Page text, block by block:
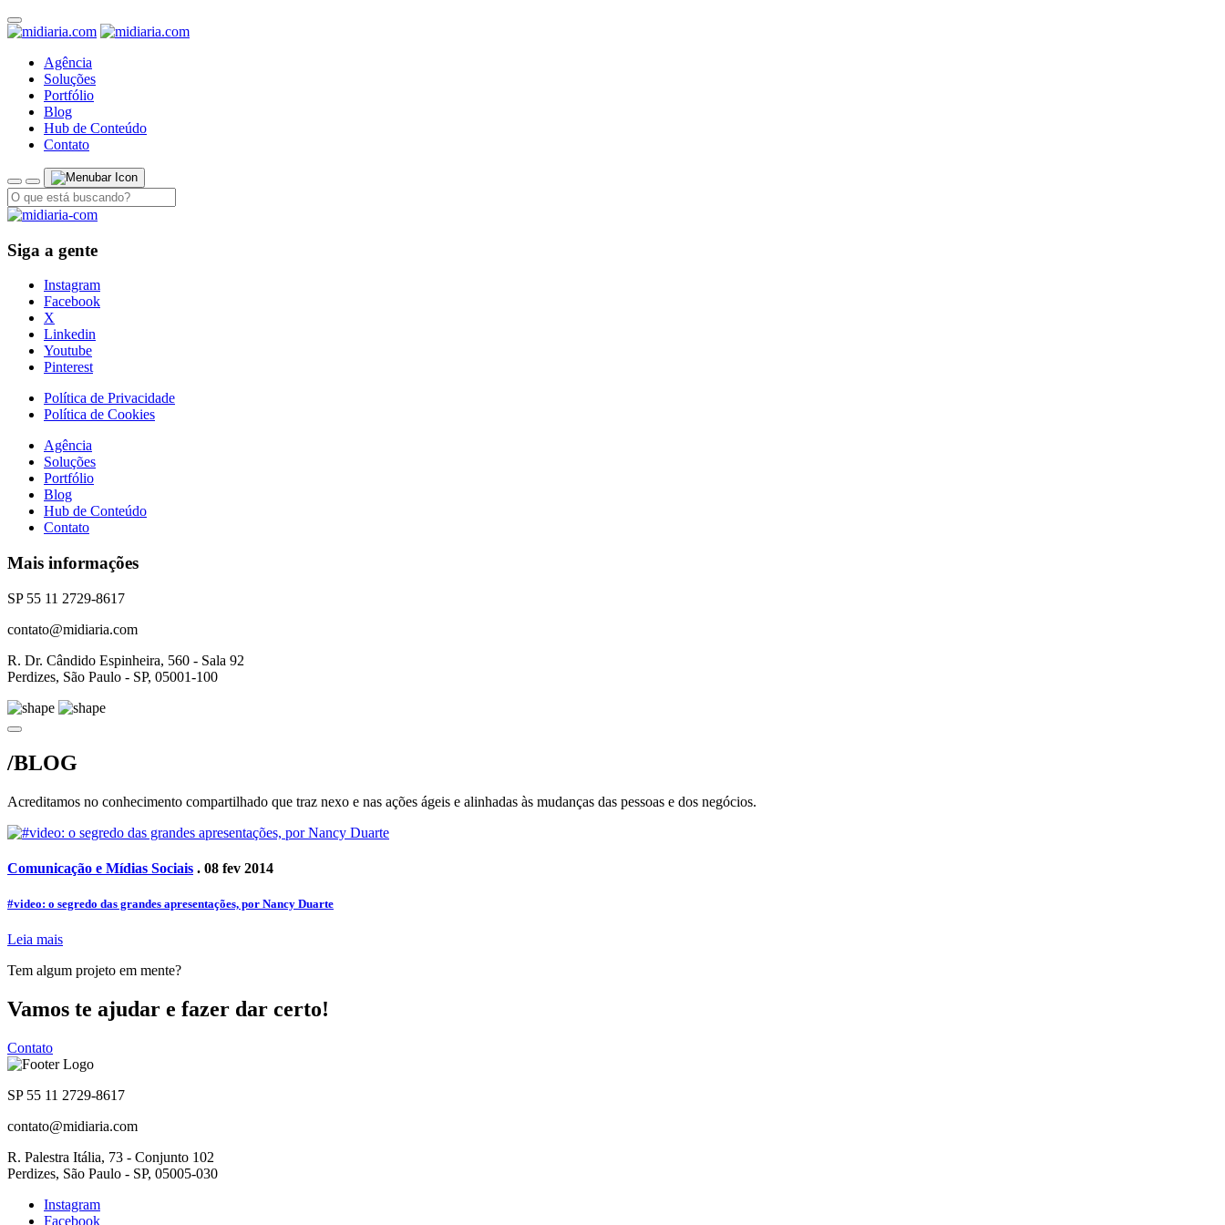
Agência
Soluções
Portfólio
Blog
Hub de Conteúdo
Contato
Siga a gente
Instagram
Facebook
X
Linkedin
Youtube
Pinterest
Política de Privacidade
Política de Cookies
Agência
Soluções
Portfólio
Blog
Hub de Conteúdo
Contato
Mais informações
SP 55 11 2729-8617
contato@midiaria.com
R. Dr. Cândido Espinheira, 560 - Sala 92
Perdizes, São Paulo - SP, 05001-100
/BLOG
Acreditamos no conhecimento compartilhado que traz nexo e nas ações ágeis e alinhadas às mudanças das pessoas e dos negócios.
Comunicação e Mídias Sociais . 08 fev 2014
#video: o segredo das grandes apresentações, por Nancy Duarte
Leia mais
Tem algum projeto em mente?
Vamos te ajudar e fazer dar certo!
Contato
SP 55 11 2729-8617
contato@midiaria.com
R. Palestra Itália, 73 - Conjunto 102
Perdizes, São Paulo - SP, 05005-030
Instagram
Facebook